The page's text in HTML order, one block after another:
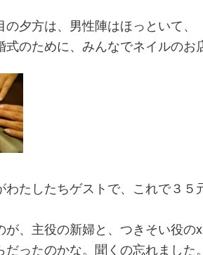
夕方は、男性陣はほっといて、
式のために、みんなでネイルのお
わたしたちゲストで、これで３５
が、主役の新婦と、つきそい役の
だったのかな。聞くの忘れました